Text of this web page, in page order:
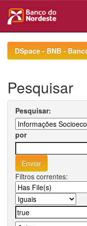
navigationDSpace - BNB -
Pesquisar
Pesquisar:
por
Filtros correntes: